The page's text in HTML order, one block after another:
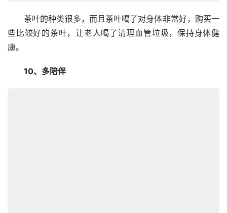
茶叶的种类很多，而且茶叶喝了对身体非常好，购买一
些比较好的茶叶，让老人喝了清理血管垃圾，保持身体健
康。
10、多陪伴